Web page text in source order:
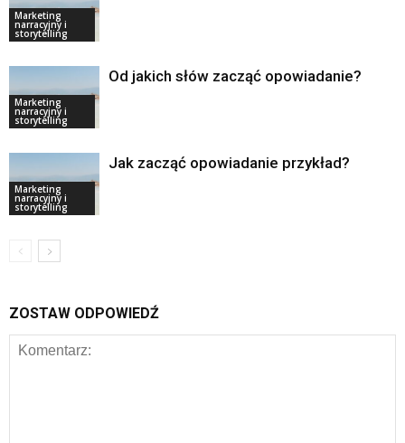
Marketing
narracyjny i
storytelling
Marketing
narracyjny i
storytelling
Od jakich słów zacząć opowiadanie?
Marketing
narracyjny i
storytelling
Jak zacząć opowiadanie przykład?
ZOSTAW ODPOWIEDŹ